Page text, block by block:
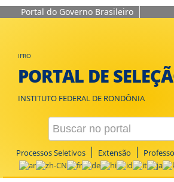
Portal do Governo Brasileiro
IFRO
PORTAL DE
INSTITUTO FEDERAL DE RONDÔNIA
Processos Seletivos Extensão